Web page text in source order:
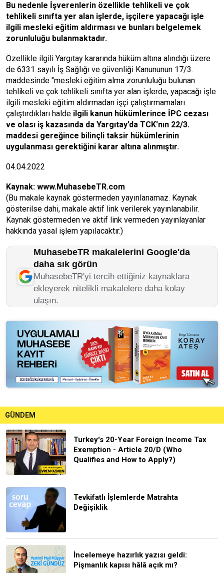
Bu nedenle İşverenlerin özellikle tehlikeli ve çok
tehlikeli sınıfta yer alan işlerde, işçilere yapacağı işle
ilgili mesleki eğitim aldırması ve bunları belgelemek
zorunluluğu bulanmaktadır.
Özellikle ilgili Yargıtay kararında hüküm altına alındığı üzere
de 6331 sayılı İş Sağlığı ve güvenliği Kanununun 17/3.
maddesinde "mesleki eğitim alma zorunluluğu bulunan
tehlikeli ve çok tehlikeli sınıfta yer alan işlerde, yapacağı işle
ilgili mesleki eğitim aldırmadan işçi çalıştırmamaları
çalıştırdıkları halde ilgili kanun hükümlerince İPC cezası
ve olası iş kazasında da Yargıtay’da TCK'nın 22/3.
maddesi gereğince bilinçli taksir hükümlerinin
uygulanması gerektiğini karar altına alınmıştır.
04.04.2022
Kaynak: www.MuhasebeTR.com
(Bu makale kaynak göstermeden yayınlanamaz. Kaynak
gösterilse dahi, makale aktif link verilerek yayınlanabilir.
Kaynak göstermeden ve aktif link vermeden yayınlayanlar
hakkında yasal işlem yapılacaktır.)
MuhasebeTR makalelerini Google'da
daha sık görün
MuhasebeTR'yi tercih ettiğiniz kaynaklara
ekleyerek nitelikli makalelere daha kolay
ulaşın.
GÜNDEM
Turkey's 20-Year Foreign Income Tax
Exemption - Article 20/D (Who
Qualifies and How to Apply?)
Tevkifatlı İşlemlerde Matrahta
Değişiklik
İncelemeye hazırlık yazısı geldi:
Pişmanlık kapısı hâlâ açık mı?